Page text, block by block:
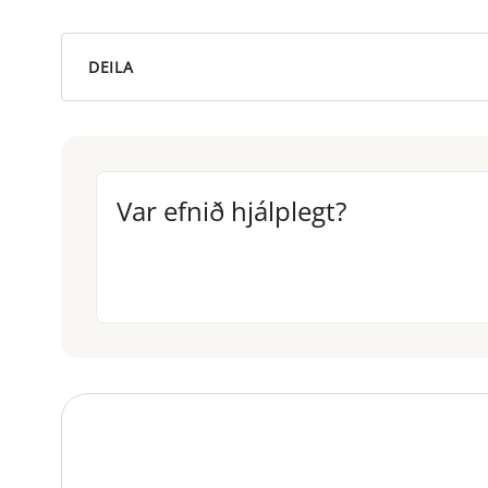
DEILA
Var efnið hjálplegt?
Var efnið hjálplegt?